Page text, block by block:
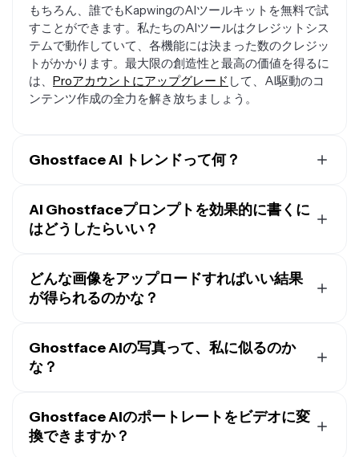
もちろん、誰でもKapwingのAIツールキットを無料で試
すことができます。私たちのAIツールはクレジットシス
テムで動作していて、各機能には決まった数のクレジッ
トがかかります。最大限の創造性と最高の価値を得るに
は、 Proアカウントにアップグレード して、AI駆動のコ
ンテンツ作成の全力を解き放ちましょう。
Ghostface AI トレンドって何？
Banana画像生成ツール を使って始まったんだ。粒子状
の90年代風の自撮り写真を作って、昼寝してたり、ダ
Ghostfaceキャラが薄暗いドアウェイからじっと見つめ
てくるっていう感じのトレンドなんだよ。この人気の
う。ハロウィンと2026年公開予定の最新Scream映画
「Scream 7」の時期にぴったりだね。
AI Ghostfaceプロンプトを効果的に書くに
はどうしたらいい？
のようなAI Ghostfaceプロンプトから始めましょう：
ピンクのサテンベッドの上に横たわり、大きな90年代
ようなポーズをしている私の夢のようなy2kスタイルの
ポートレートを作成してください。彼女の長い黒髪は波
状に自由に流れ、両側にピンクのクリップがあります。
アクセサリー、そしてゴールドのチャンキーリングを身
につけています。彼女はタンクトップとミニスカート、
Doc Martensブーツを着用しています。彼女の後ろの部
どんな画像をアップロードすればいい結果
が得られるのかな？
は、良い照明の中で顔全体が映っていて、帽子やサング
ラスなどの邪魔なものがないものです。Kapwingはほと
Ghostface AIの写真って、私に似るのか
な？
なたにそっくりなノスタルジックなScream写真を作成
します。ただ、スタイルと背景が違うだけです。背景、
Ghostface AIのポートレートをビデオに変
換できますか？